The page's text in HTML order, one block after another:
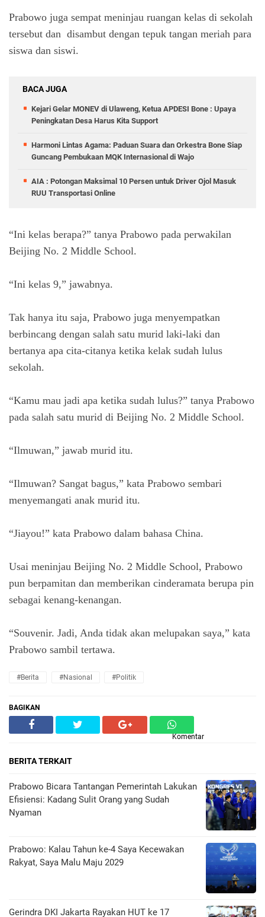
Prabowo juga sempat meninjau ruangan kelas di sekolah
tersebut dan disambut dengan tepuk tangan meriah para
siswa dan siswi.
BACA JUGA
Kejari Gelar MONEV di Ulaweng, Ketua APDESI Bone : Upaya
Peningkatan Desa Harus Kita Support
Harmoni Lintas Agama: Paduan Suara dan Orkestra Bone Siap
Guncang Pembukaan MQK Internasional di Wajo
AIA : Potongan Maksimal 10 Persen untuk Driver Ojol Masuk
RUU Transportasi Online
“Ini kelas berapa?” tanya Prabowo pada perwakilan
Beijing No. 2 Middle School.
“Ini kelas 9,” jawabnya.
Tak hanya itu saja, Prabowo juga menyempatkan
berbincang dengan salah satu murid laki-laki dan
bertanya apa cita-citanya ketika kelak sudah lulus
sekolah.
“Kamu mau jadi apa ketika sudah lulus?” tanya Prabowo
pada salah satu murid di Beijing No. 2 Middle School.
“Ilmuwan,” jawab murid itu.
“Ilmuwan? Sangat bagus,” kata Prabowo sembari
menyemangati anak murid itu.
“Jiayou!” kata Prabowo dalam bahasa China.
Usai meninjau Beijing No. 2 Middle School, Prabowo
pun berpamitan dan memberikan cinderamata berupa pin
sebagai kenang-kenangan.
“Souvenir. Jadi, Anda tidak akan melupakan saya,” kata
Prabowo sambil tertawa.
#Berita #Nasional #Politik
BAGIKAN
Komentar
BERITA TERKAIT
Prabowo Bicara Tantangan Pemerintah Lakukan
Efisiensi: Kadang Sulit Orang yang Sudah
Nyaman
Prabowo: Kalau Tahun ke-4 Saya Kecewakan
Rakyat, Saya Malu Maju 2029
Gerindra DKI Jakarta Rayakan HUT ke 17